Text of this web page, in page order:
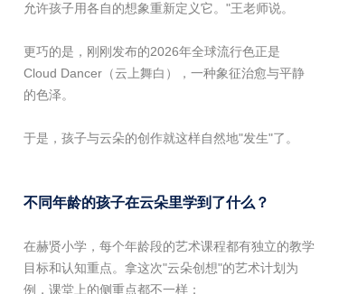
允许孩子用各自的想象重新定义它。"王老师说。
更巧的是，刚刚发布的2026年全球流行色正是
Cloud Dancer（云上舞白），一种象征治愈与平静
的色泽。
于是，孩子与云朵的创作就这样自然地"发生"了。
不同年龄的孩子在云朵里学到了什么？
在赫贤小学，每个年龄段的艺术课程都有独立的教学
目标和认知重点。拿这次"云朵创想"的艺术计划为
例，课堂上的侧重点都不一样：